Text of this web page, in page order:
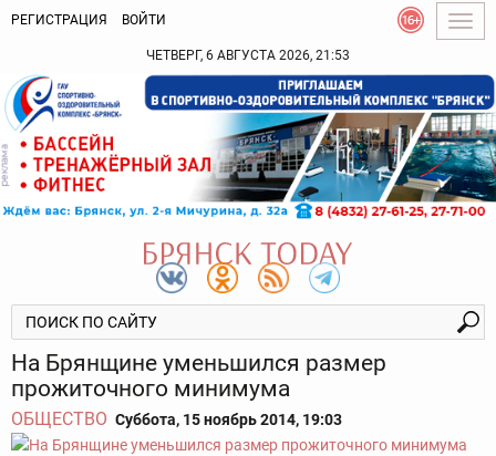
РЕГИСТРАЦИЯ ВОЙТИ
ЧЕТВЕРГ, 6 АВГУСТА 2026, 21:53
На Брянщине уменьшился размер
прожиточного минимума
ОБЩЕСТВО Суббота, 15 ноябрь 2014, 19:03